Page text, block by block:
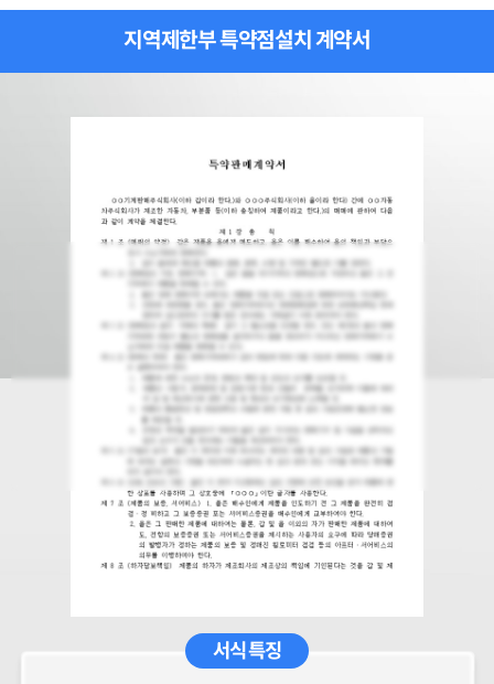
지역제한부 특약점설치 계약서
서식 특징